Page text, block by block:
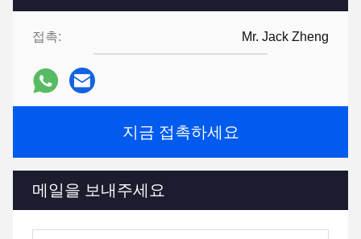
접촉: Mr. Jack Zheng
지금 접촉하세요
메일을 보내주세요